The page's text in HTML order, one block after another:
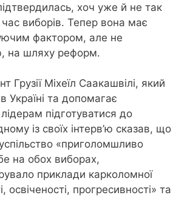
хоч уже й не так
час виборів. Тепер вона має
фактором, але не
на шляху реформ.
Грузії Міхеїл Саакашвілі, який
Україні та допомагає
підготуватися до
із своїх інтерв’ю сказав, що
«приголомшливо
на обох виборах,
приклади карколомної
освіченості, прогресивності» та